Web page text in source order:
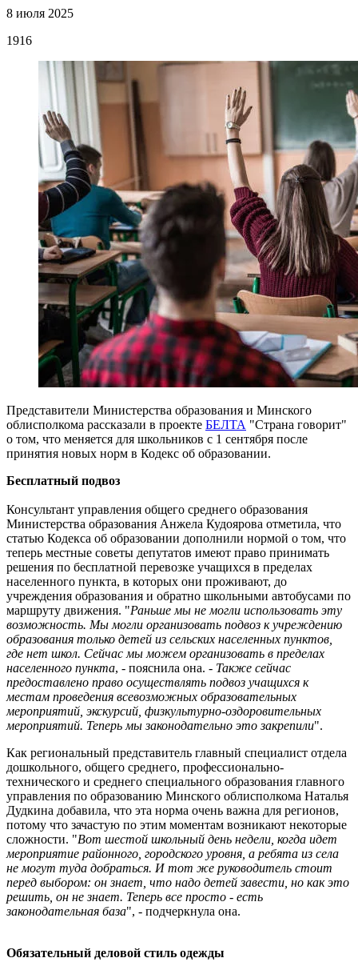
8 июля 2025
1916
Представители Министерства образования и Минского
облисполкома рассказали в проекте БЕЛТА "Страна говорит"
о том, что меняется для школьников с 1 сентября после
принятия новых норм в Кодекс об образовании.
Бесплатный подвоз
Консультант управления общего среднего образования
Министерства образования Анжела Кудоярова отметила, что
статью Кодекса об образовании дополнили нормой о том, что
теперь местные советы депутатов имеют право принимать
решения по бесплатной перевозке учащихся в пределах
населенного пункта, в которых они проживают, до
учреждения образования и обратно школьными автобусами по
маршруту движения. "Раньше мы не могли использовать эту
возможность. Мы могли организовать подвоз к учреждению
образования только детей из сельских населенных пунктов,
где нет школ. Сейчас мы можем организовать в пределах
населенного пункта, - пояснила она. - Также сейчас
предоставлено право осуществлять подвоз учащихся к
местам проведения всевозможных образовательных
мероприятий, экскурсий, физкультурно-оздоровительных
мероприятий. Теперь мы законодательно это закрепили".
Как региональный представитель главный специалист отдела
дошкольного, общего среднего, профессионально-
технического и среднего специального образования главного
управления по образованию Минского облисполкома Наталья
Дудкина добавила, что эта норма очень важна для регионов,
потому что зачастую по этим моментам возникают некоторые
сложности. "Вот шестой школьный день недели, когда идет
мероприятие районного, городского уровня, а ребята из села
не могут туда добраться. И тот же руководитель стоит
перед выбором: он знает, что надо детей завести, но как это
решить, он не знает. Теперь все просто - есть
законодательная база", - подчеркнула она.
Обязательный деловой стиль одежды